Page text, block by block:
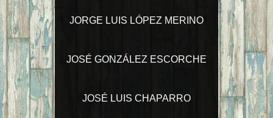
JORGE LUIS LÓPEZ MERINO
JOSÉ GONZÁLEZ ESCORCHE
JOSÉ LUIS CHAPARRO